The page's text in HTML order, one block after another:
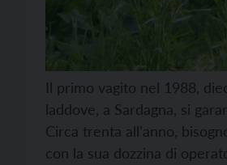
Il primo vagito nel 1988,
laddove, a Sardagna, si
Circa trenta all’anno,
con la sua dozzina di